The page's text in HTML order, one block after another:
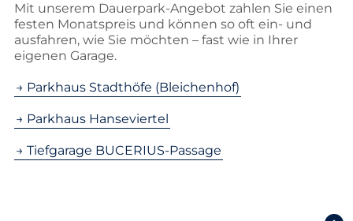
Mit unserem Dauerpark-Angebot zahlen Sie einen
festen Monatspreis und können so oft ein- und
ausfahren, wie Sie möchten – fast wie in Ihrer
eigenen Garage.
→ Parkhaus Stadthöfe (Bleichenhof)
→ Parkhaus Hanseviertel
→ Tiefgarage BUCERIUS-Passage